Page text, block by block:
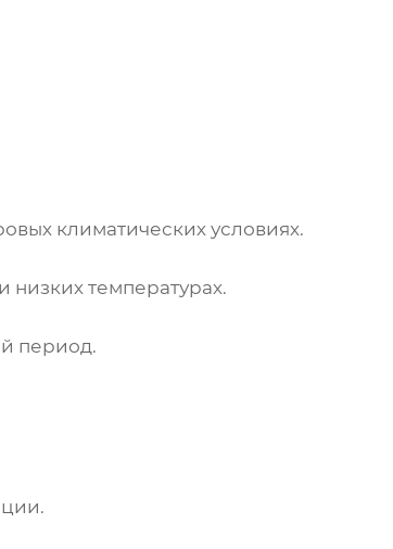
климатических условиях.
температурах.
период.